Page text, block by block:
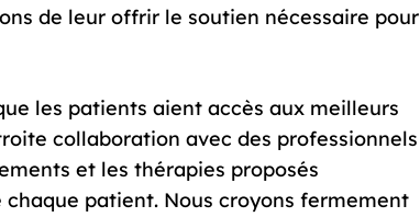
de leur offrir le soutien nécessaire pour
les patients aient accès aux meilleurs
collaboration avec des professionnels
et les thérapies proposés
patient. Nous croyons fermement